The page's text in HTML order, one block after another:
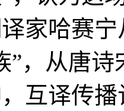
家哈赛
”，从唐
互译传